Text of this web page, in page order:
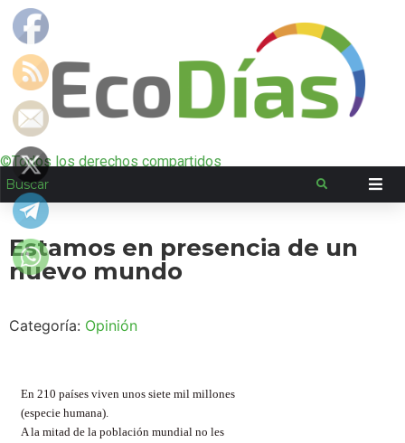
©Todos los derechos compartidos
Estamos en presencia de un
nuevo mundo
Categoría: Opinión
En 210 países viven unos siete mil millones
(especie humana).
A la mitad de la población mundial no les